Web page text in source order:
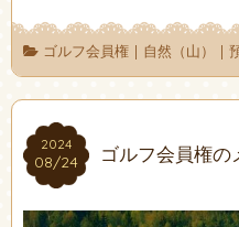
ゴルフ会員権| 自然（山） |
2024
08/24
2024
08/24 ゴルフ会員権の